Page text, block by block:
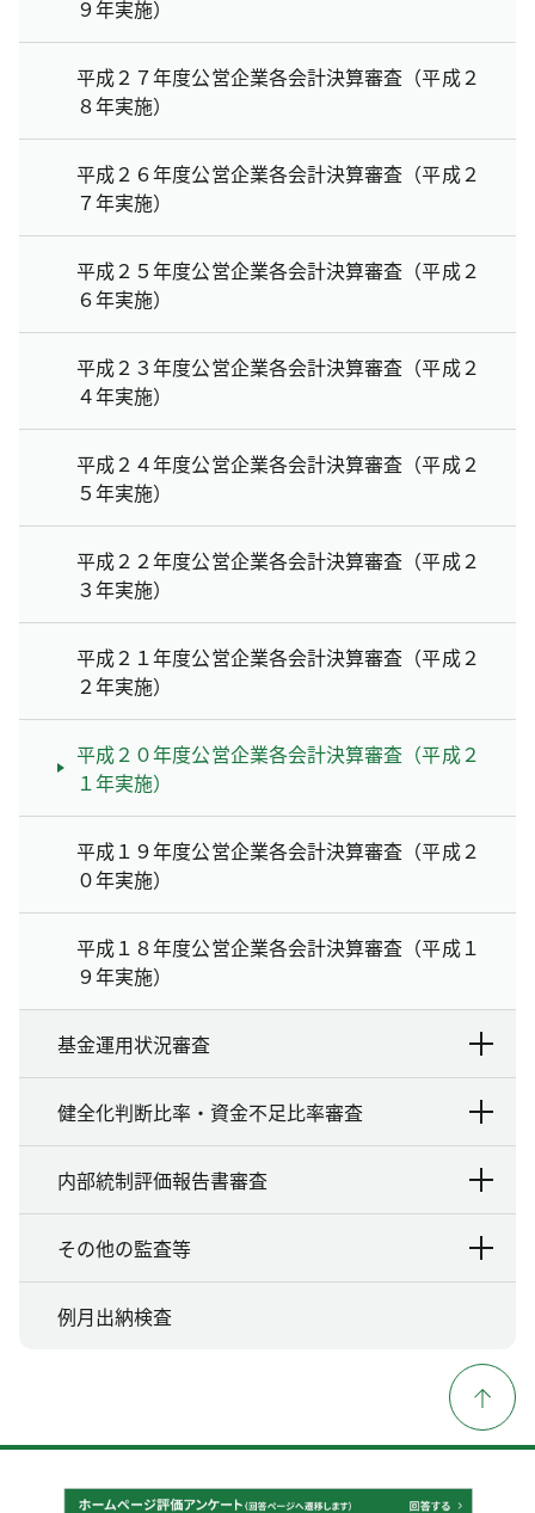
９年実施）
平成２７年度公営企業各会計決算審査（平成２
８年実施）
平成２６年度公営企業各会計決算審査（平成２
７年実施）
平成２５年度公営企業各会計決算審査（平成２
６年実施）
平成２３年度公営企業各会計決算審査（平成２
４年実施）
平成２４年度公営企業各会計決算審査（平成２
５年実施）
平成２２年度公営企業各会計決算審査（平成２
３年実施）
平成２１年度公営企業各会計決算審査（平成２
２年実施）
平成２０年度公営企業各会計決算審査（平成２
１年実施）
平成１９年度公営企業各会計決算審査（平成２
０年実施）
平成１８年度公営企業各会計決算審査（平成１
９年実施）
基金運用状況審査
健全化判断比率・資金不足比率審査
内部統制評価報告書審査
その他の監査等
例月出納検査